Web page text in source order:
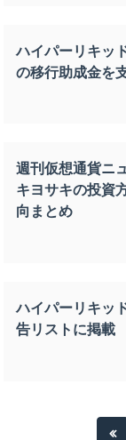
ハイパーリキッ
の移行助成金を
週刊仮想通貨ニ
キヨサキの投資
向まとめ
ハイパーリキッ
告リストに掲載